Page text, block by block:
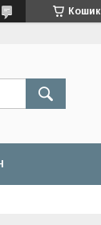
Кошик